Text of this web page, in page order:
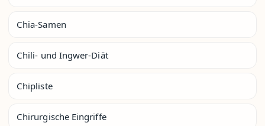
Chia-Samen
Chili- und Ingwer-Diät
Chipliste
Chirurgische Eingriffe